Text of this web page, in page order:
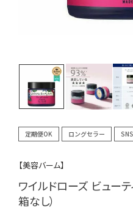
定期便OK ロングセラー
【美容バーム】
ワイルドローズ ビュー
箱なし）